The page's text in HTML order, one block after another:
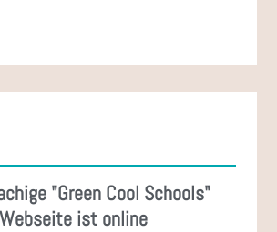
"Green Cool Schools"
Webseite ist online